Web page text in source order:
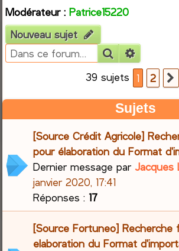
Modérateur : Patrice15220
Nouveau sujet
Rechercher
39 sujets
1 2
Sujets
[Source Crédit Agricole]
pour élaboration du Format
Dernier message parJacques
janvier 2020, 17:41
Réponses :17
[Source Fortuneo] Recherche
elaboration du Format